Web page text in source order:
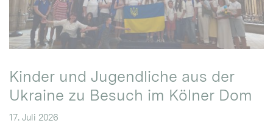
Kinder und Jugendliche aus der
Ukraine zu Besuch im Kölner Dom
17. Juli 2026